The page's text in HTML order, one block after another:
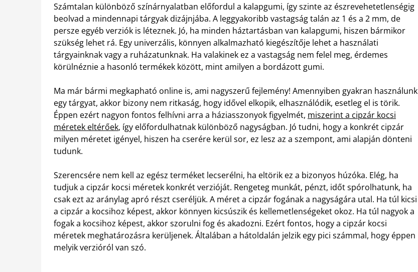
Számtalan különböző színárnyalatban előfordul a kalapgumi, így szinte az észrevehetetlenségig
beolvad a mindennapi tárgyak dizájnjába. A leggyakoribb vastagság talán az 1 és a 2 mm, de
persze egyéb verziók is léteznek. Jó, ha minden háztartásban van kalapgumi, hiszen bármikor
szükség lehet rá. Egy univerzális, könnyen alkalmazható kiegészítője lehet a használati
tárgyainknak vagy a ruházatunknak. Ha valakinek ez a vastagság nem felel meg, érdemes
körülnéznie a hasonló termékek között, mint amilyen a bordázott gumi.
Ma már bármi megkapható online is, ami nagyszerű fejlemény! Amennyiben gyakran használunk
egy tárgyat, akkor bizony nem ritkaság, hogy idővel elkopik, elhasználódik, esetleg el is törik.
Éppen ezért nagyon fontos felhívni arra a háziasszonyok figyelmét, miszerint a cipzár kocsi
méretek eltérőek, így előfordulhatnak különböző nagyságban. Jó tudni, hogy a konkrét cipzár
milyen méretet igényel, hiszen ha cserére kerül sor, ez lesz az a szempont, ami alapján dönteni
tudunk.
Szerencsére nem kell az egész terméket lecserélni, ha eltörik ez a bizonyos húzóka. Elég, ha
tudjuk a cipzár kocsi méretek konkrét verzióját. Rengeteg munkát, pénzt, időt spórolhatunk, ha
csak ezt az aránylag apró részt cseréljük. A méret a cipzár fogának a nagyságára utal. Ha túl kicsi
a cipzár a kocsihoz képest, akkor könnyen kicsúszik és kellemetlenségeket okoz. Ha túl nagyok a
fogak a kocsihoz képest, akkor szorulni fog és akadozni. Ezért fontos, hogy a cipzár kocsi
méretek meghatározásra kerüljenek. Általában a hátoldalán jelzik egy pici számmal, hogy éppen
melyik verzióról van szó.